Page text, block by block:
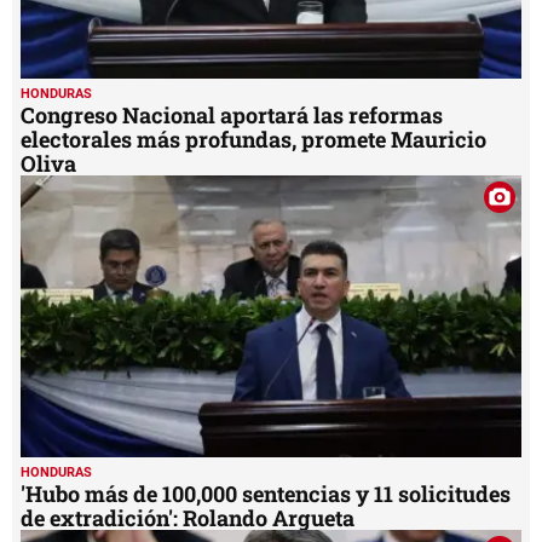
HONDURAS
Congreso Nacional aportará las reformas
electorales más profundas, promete Mauricio
Oliva
HONDURAS
'Hubo más de 100,000 sentencias y 11 solicitudes
de extradición': Rolando Argueta